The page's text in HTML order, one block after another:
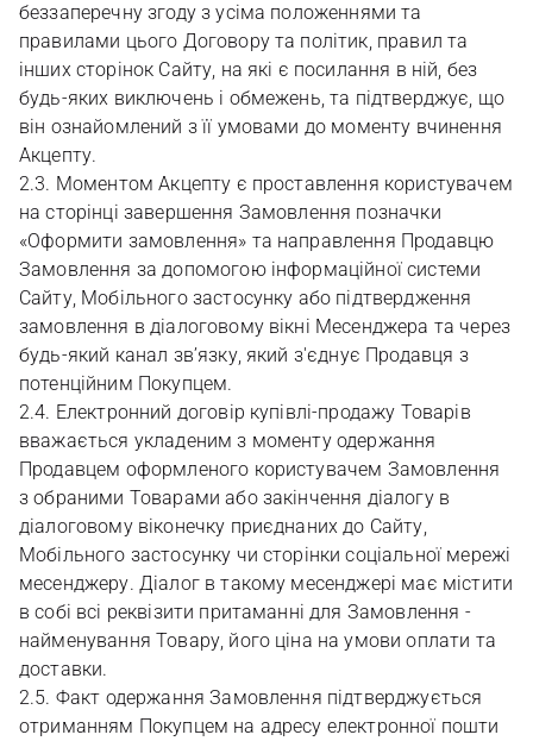
беззаперечну згоду з усіма положеннями та
правилами цього Договору та політик, правил та
інших сторінок Сайту, на які є посилання в ній, без
будь-яких виключень і обмежень, та підтверджує, що
він ознайомлений з її умовами до моменту вчинення
Акцепту.
2.3. Моментом Акцепту є проставлення користувачем
на сторінці завершення Замовлення позначки
«Оформити замовлення» та направлення Продавцю
Замовлення за допомогою інформаційної системи
Сайту, Мобільного застосунку або підтвердження
замовлення в діалоговому вікні Месенджера та через
будь-який канал зв’язку, який з'єднує Продавця з
потенційним Покупцем.
2.4. Електронний договір купівлі-продажу Товарів
вважається укладеним з моменту одержання
Продавцем оформленого користувачем Замовлення
з обраними Товарами або закінчення діалогу в
діалоговому віконечку приєднаних до Сайту,
Мобільного застосунку чи сторінки соціальної мережі
месенджеру. Діалог в такому месенджері має містити
в собі всі реквізити притаманні для Замовлення -
найменування Товару, його ціна на умови оплати та
доставки.
2.5. Факт одержання Замовлення підтверджується
отриманням Покупцем на адресу електронної пошти